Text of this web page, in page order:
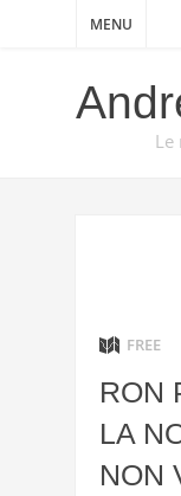
MENU
Le
FREE
RON
LA
NON